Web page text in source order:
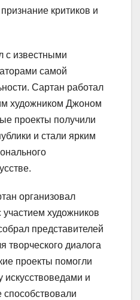
критиков и
с известными
самой
Сартан работал
художником Джоном
проекты получили
и стали ярким
организовал
участием художников
представителей
творческого диалога
проекты помогли
искусствоведами и
способствовали